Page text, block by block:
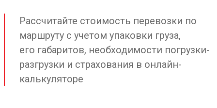
Рассчитайте стоимость перевозки по
маршруту с учетом упаковки груза,
его габаритов, необходимости погрузки-
разгрузки и страхования в онлайн-
калькуляторе